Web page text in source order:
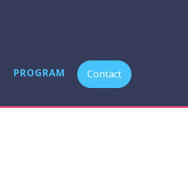
PROGRAM Contact